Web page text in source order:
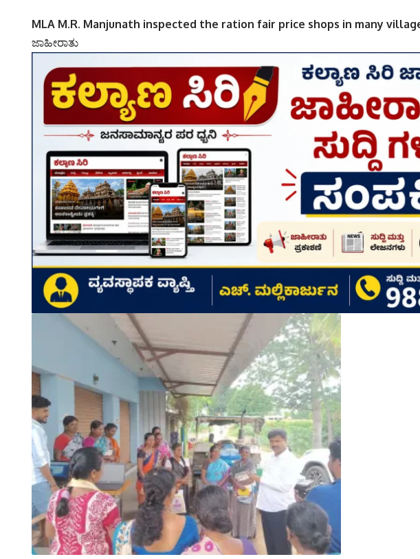
MLA M.R. Manjunath inspected the ration fair price shops in many
ಜಾಹೀರಾತು